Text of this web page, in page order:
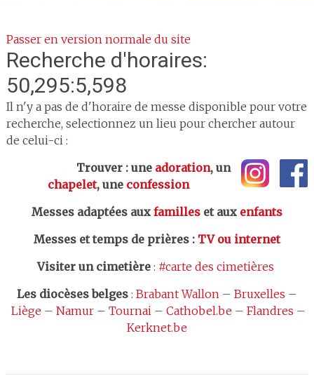
Passer en version normale du site
Recherche d'horaires:
50,295:5,598
Il n'y a pas de d'horaire de messe disponible pour votre
recherche, selectionnez un lieu pour chercher autour
de celui-ci :
Trouver : une adoration, un
chapelet, une confession
Messes adaptées aux familleset aux enfants
Messes et temps de prières: TV ou internet
Visiter un cimetière: #carte des cimetières
Les diocèses belges: Brabant Wallon– Bruxelles –
Liège – Namur– Tournai– Cathobel.be – Flandres –
Kerknet.be